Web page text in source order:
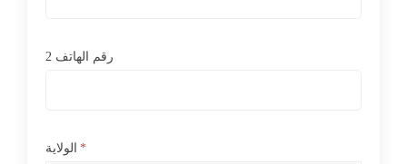
رقم الهاتف 2
الولاية *